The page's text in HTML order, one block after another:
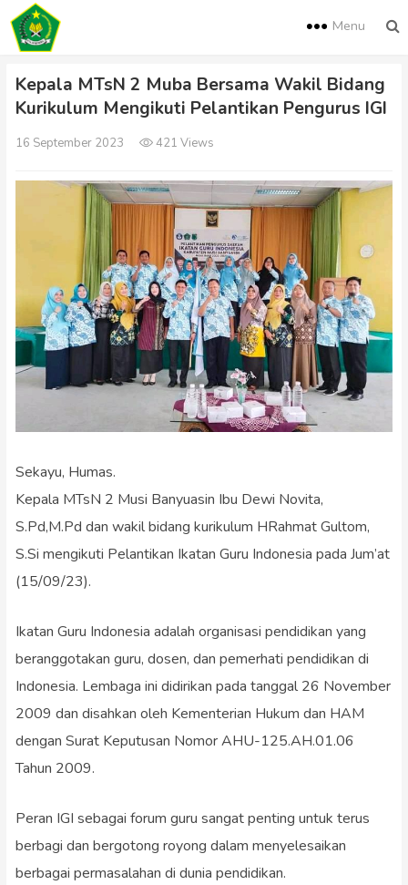
Menu
Kepala MTsN 2 Muba Bersama Wakil Bidang
Kurikulum Mengikuti Pelantikan Pengurus IGI
16 September 2023 421 Views
Sekayu, Humas.
Kepala MTsN 2 Musi Banyuasin Ibu Dewi Novita,
S.Pd,M.Pd dan wakil bidang kurikulum HRahmat Gultom,
S.Si mengikuti Pelantikan Ikatan Guru Indonesia pada Jum’at
(15/09/23).
Ikatan Guru Indonesia adalah organisasi pendidikan yang
beranggotakan guru, dosen, dan pemerhati pendidikan di
Indonesia. Lembaga ini didirikan pada tanggal 26 November
2009 dan disahkan oleh Kementerian Hukum dan HAM
dengan Surat Keputusan Nomor AHU-125.AH.01.06
Tahun 2009.
Peran IGI sebagai forum guru sangat penting untuk terus
berbagi dan bergotong royong dalam menyelesaikan
berbagai permasalahan di dunia pendidikan.